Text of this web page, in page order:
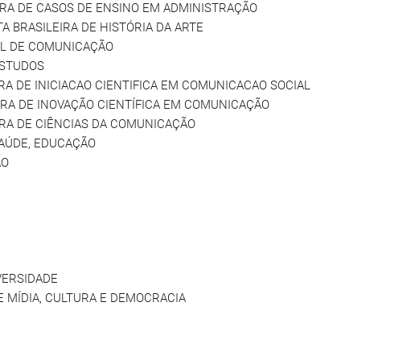
DE CASOS DE ENSINO EM ADMINISTRAÇÃO
BRASILEIRA DE HISTÓRIA DA ARTE
DE COMUNICAÇÃO
DE INICIACAO CIENTIFICA EM COMUNICACAO SOCIAL
DE INOVAÇÃO CIENTÍFICA EM COMUNICAÇÃO
DE CIÊNCIAS DA COMUNICAÇÃO
EDUCAÇÃO
CULTURA E DEMOCRACIA